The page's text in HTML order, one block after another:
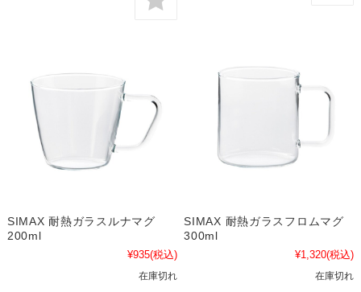
SIMAX 耐熱ガラスルナマグ
200ml
¥935(税込)
在庫切れ
SIMAX 耐熱ガラスフロムマグ
300ml
¥1,320(税込)
在庫切れ